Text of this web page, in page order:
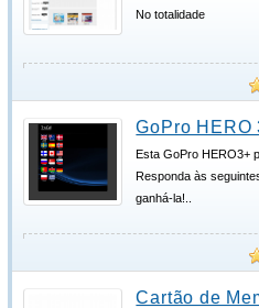
No totalidade
GoPro HERO
Esta GoPro HERO3+
Responda às
ganhá-la!..
Cartão de